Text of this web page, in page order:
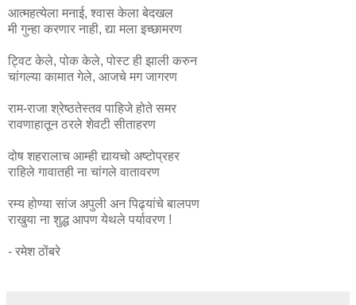
आत्महत्येला मनाई, श्वास केला बेदखल
मी गुन्हा करणार नाही, द्या मला इच्छामरण
ट्विट केले, पोक केले, पोस्ट ही झाली करुन
चांगल्या कामात गेले, आजचे मग जागरण
राम-राजा श्रेष्ठतेस्तव पाहिजे होते समर
रावणाहातून ठरले शेवटी सीताहरण
दोष शहरालाच आम्ही द्यायचो अष्टोप्रहर
राहिले गावातही ना चांगले वातावरण
रम्य होण्या सांज अपुली अन पिढ्यांचे बालपण
राखुया ना शुद्ध आपण येथले पर्यावरण !
- रमेश ठोंबरे